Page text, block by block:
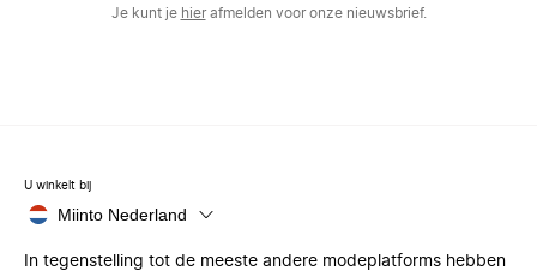
Je kunt je hierafmelden voor onze nieuwsbrief.
U winkelt bij
Miinto Nederland
In tegenstelling tot de meeste andere modeplatforms hebben